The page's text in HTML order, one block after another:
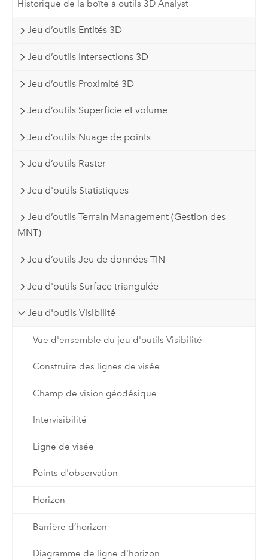
Historique de la boîte à outils 3D Analyst
Jeu d’outils Entités 3D
Jeu d’outils Intersections 3D
Jeu d’outils Proximité 3D
Jeu d’outils Superficie et volume
Jeu d’outils Nuage de points
Jeu d’outils Raster
Jeu d'outils Statistiques
Jeu d’outils Terrain Management (Gestion des
MNT)
Jeu d’outils Jeu de données TIN
Jeu d'outils Surface triangulée
Jeu d'outils Visibilité
Vue d'ensemble du jeu d'outils Visibilité
Construire des lignes de visée
Champ de vision géodésique
Intervisibilité
Ligne de visée
Points d'observation
Horizon
Barrière d’horizon
Diagramme de ligne d'horizon